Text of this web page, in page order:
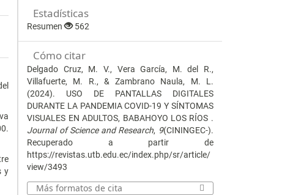
y
Estadísticas
Resumen 562
Cómo citar
Delgado Cruz, M. V., Vera García, M. del R.,
Villafuerte, M. R., & Zambrano Naula, M. L.
(2024). USO DE PANTALLAS DIGITALES
DURANTE LA PANDEMIA COVID-19 Y SÍNTOMAS
VISUALES EN ADULTOS, BABAHOYO LOS RÍOS .
Journal of Science and Research, 9(CININGEC-).
Recuperado a partir de
https://revistas.utb.edu.ec/index.php/sr/article/
view/3493
Más formatos de cita